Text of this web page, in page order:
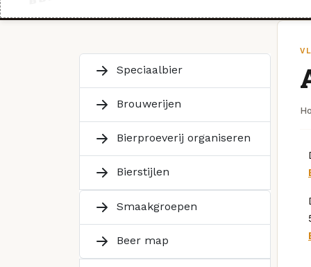
Speciaalbier
Brouwerijen
Bierproeverij organiseren
Bierstijlen
Smaakgroepen
Beer map